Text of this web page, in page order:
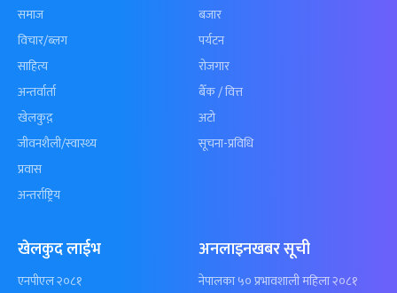
समाज
विचार/ब्लग
साहित्य
अन्तर्वार्ता
खेलकुद़़
जीवनशैली/स्वास्थ्य
प्रवास
अन्तर्राष्ट्रिय
बजार
पर्यटन
रोजगार
बैँक / वित्त
अटो
सूचना-प्रविधि
खेलकुद लाईभ
एनपीएल २०८१
अनलाइनखबर सूची
नेपालका ५० प्रभावशाली महिला २०८१